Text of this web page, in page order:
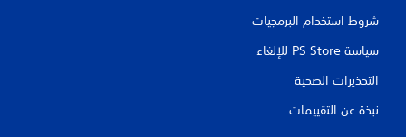
شروط استخدام البرمجيات
سياسة PS Store للإلغاء
التحذيرات الصحية
نبذة عن التقييمات